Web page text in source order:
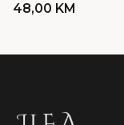
48,00 KM